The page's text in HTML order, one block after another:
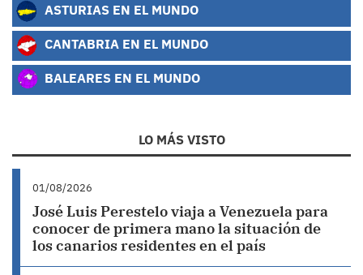
ASTURIAS EN EL MUNDO
CANTABRIA EN EL MUNDO
BALEARES EN EL MUNDO
LO MÁS VISTO
01/08/2026
José Luis Perestelo viaja a Venezuela para
conocer de primera mano la situación de
los canarios residentes en el país